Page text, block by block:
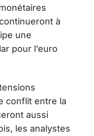
à
une
pour l’euro
conflit entre la
aussi
les analystes